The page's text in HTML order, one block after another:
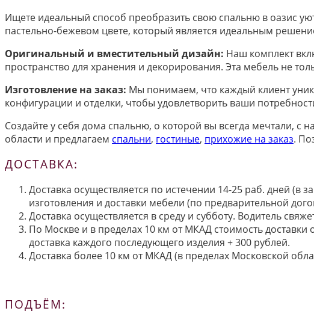
Ищете идеальный способ преобразить свою спальню в оазис
пастельно-бежевом цвете, который является идеальным
Оригинальный и вместительный дизайн: Наш комплект
пространство для хранения и декорирования. Эта мебель не
Изготовление на заказ: Мы понимаем, что каждый клиент
конфигурации и отделки, чтобы удовлетворить ваши
Создайте у себя дома спальню, о которой вы всегда мечтали,
области и предлагаем спальни, гостиные, прихожие на заказ.
ДОСТАВКА:
Доставка осуществляется по истечении 14-25 раб. дней (в
изготовления и доставки мебели (по предварительной
Доставка осуществляется в среду и субботу. Водитель
По Москве и в пределах 10 км от МКАД стоимость доставки
доставка каждого последующего изделия + 300 рублей.
Доставка более 10 км от МКАД (в пределах Московской
ПОДЪЁМ: